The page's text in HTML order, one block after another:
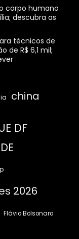
corpo humano
descubra as
técnicos de
de R$ 6,1 mil;
china
DF
2026
Flávio Bolsonaro